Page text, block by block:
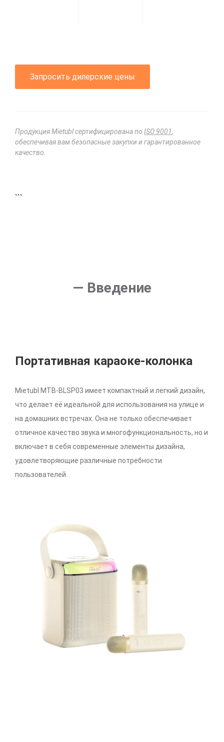
Запросить дилерские цены
Продукция Mietubl сертифицирована по ISO 9001,
обеспечивая вам безопасные закупки и гарантированное
качество.
```
— Введение
Портативная караоке-колонка
Mietubl MTB-BLSP03 имеет компактный и легкий дизайн,
что делает её идеальной для использования на улице и
на домашних встречах. Она не только обеспечивает
отличное качество звука и многофункциональность, но и
включает в себя современные элементы дизайна,
удовлетворяющие различные потребности
пользователей.